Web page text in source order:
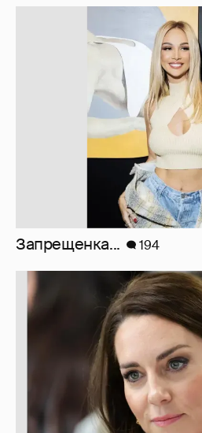
Марк Рош: "Кэтрин,
перенесла удаление
рака толстого
Сплетни: принц Уильям